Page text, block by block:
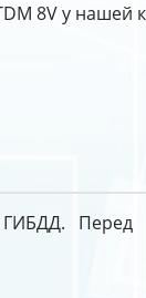
8V у нашей
Перед